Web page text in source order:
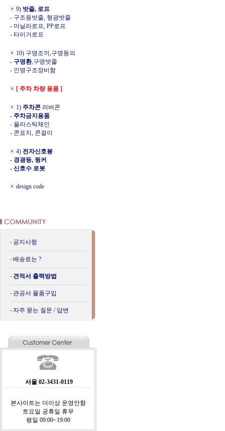
9) 밧줄, 로프
- 구조용밧줄, 형광밧줄
- 마닐라로프, PP로프
- 타이거로프
10) 구명조끼,구명동의
- 구명환,구명밧줄
- 인명구조장비함
[ 주차 차량 용품 ]
1) 주차콘 러버콘
- 주차금지용품
- 플라스틱체인
- 콘표지, 콘걸이
4) 전자신호봉
- 경광등, 윙커
- 신호수 로봇
design code
공지사항
배송료는 ?
견적서 출력방법
관공서 물품구입
자주 묻는 질문 / 답변
서울 02-3431-0119
본사이트는 더이상 운영안함
토요일 공휴일 휴무
평일 09:00~19:00